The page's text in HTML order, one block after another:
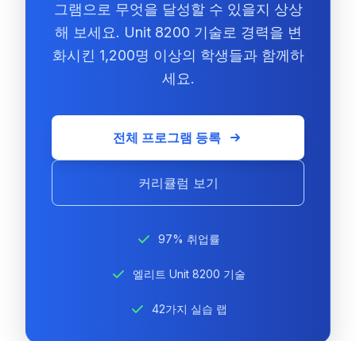
그램으로 무엇을 달성할 수 있을지 상상
해 보세요. Unit 8200 기술로 경력을 변
화시킨 1,200명 이상의 학생들과 함께하
세요.
전체 프로그램 등록
커리큘럼 보기
97% 취업률
엘리트 Unit 8200 기술
42가지 실습 랩